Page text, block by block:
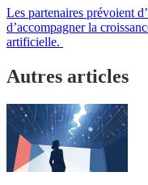
Les partenaires prévoient
d’accompagner la
artificielle.
Autres articles